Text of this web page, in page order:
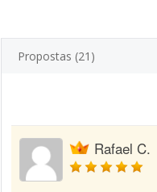
Propostas (21)
Rafael C.